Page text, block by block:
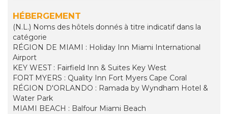
HÉBERGEMENT
(N.L.) Noms des hôtels donnés à titre indicatif dans la
catégorie
RÉGION DE MIAMI : Holiday Inn Miami International
Airport
KEY WEST : Fairfield Inn & Suites Key West
FORT MYERS : Quality Inn Fort Myers Cape Coral
RÉGION D'ORLANDO : Ramada by Wyndham Hotel &
Water Park
MIAMI BEACH : Balfour Miami Beach